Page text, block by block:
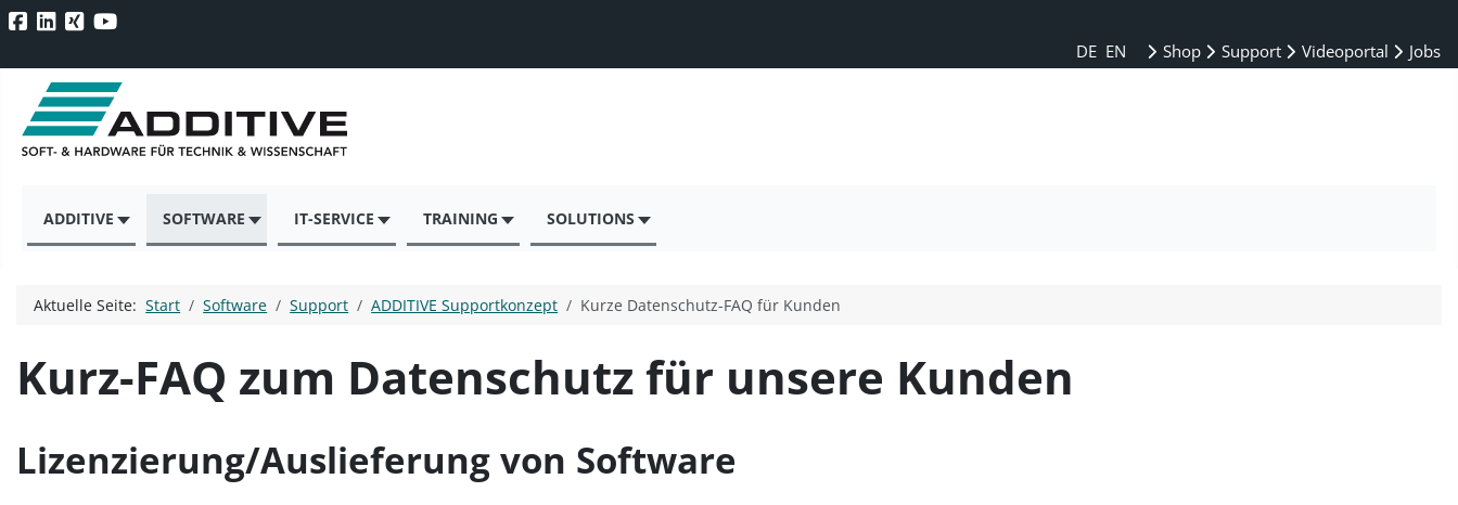
DE EN Shop Support Videoportal Jobs
ADDITIVE SOFTWARE IT-SERVICE TRAINING SOLUTIONS
Aktuelle Seite:Start Software Support ADDITIVE Supportkonzept Kurze Datenschutz-FAQ für Kunden
Kurz-FAQ zum Datenschutz für unsere Kunden
Lizenzierung/Auslieferung von Software